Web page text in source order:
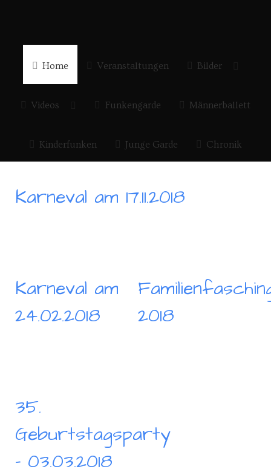
Home Veranstaltungen Bilder
Videos Funkengarde Männerballett
Kinderfunken Junge Garde Chronik
Karneval am 17.11.2018
Karneval am
24.02.2018
2018
35.
Geburtstagsparty
- 03.03.2018